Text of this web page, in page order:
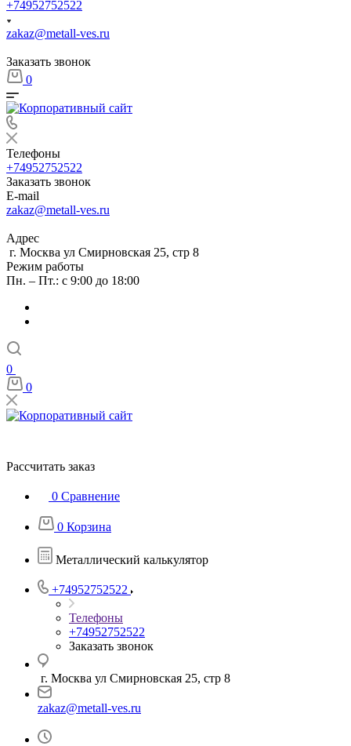
+74952752522
zakaz@metall-ves.ru
Заказать звонок
0
Телефоны
+74952752522
Заказать звонок
E-mail
zakaz@metall-ves.ru
Адрес
г. Москва ул Смирновская 25, стр 8
Режим работы
Пн. – Пт.: с 9:00 до 18:00
0
0
Рассчитать заказ
0 Сравнение
0 Корзина
Металлический калькулятор
+74952752522
Телефоны
+74952752522
Заказать звонок
г. Москва ул Смирновская 25, стр 8
zakaz@metall-ves.ru